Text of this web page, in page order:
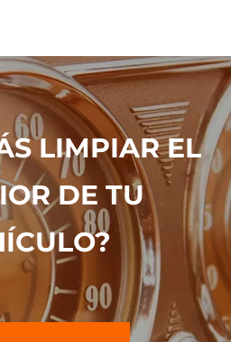
LIMPIAR EL
DE TU